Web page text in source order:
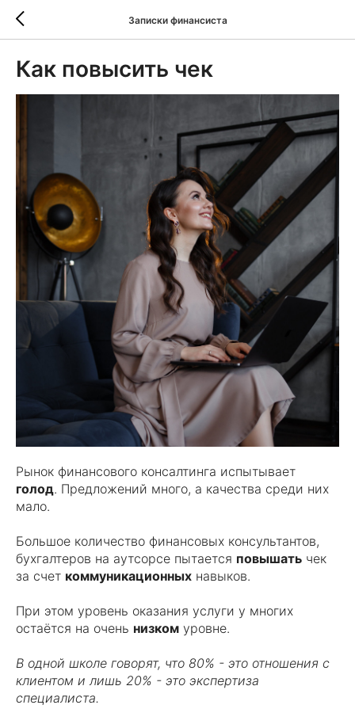
Записки финансиста
Как повысить чек
Рынок финансового консалтинга испытывает
голод. Предложений много, а качества среди них
мало.
Большое количество финансовых консультантов,
бухгалтеров на аутсорсе пытается повышать чек
за счет коммуникационных навыков.
При этом уровень оказания услуги у многих
остаётся на очень низком уровне.
В одной школе говорят, что 80% - это отношения с
клиентом и лишь 20% - это экспертиза
специалиста.